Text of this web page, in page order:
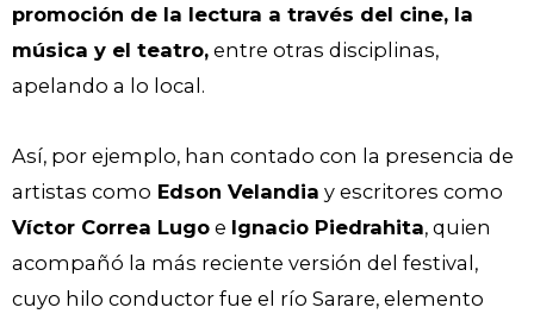
promoción de la lectura a través del cine, la
música y el teatro, entre otras disciplinas,
apelando a lo local.
Así, por ejemplo, han contado con la presencia de
artistas como Edson Velandia y escritores como
Víctor Correa Lugo e Ignacio Piedrahita, quien
acompañó la más reciente versión del festival,
cuyo hilo conductor fue el río Sarare, elemento